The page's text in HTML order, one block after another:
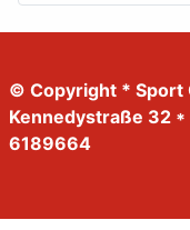
© Copyright * Sport
Kennedystraße 32
6189664